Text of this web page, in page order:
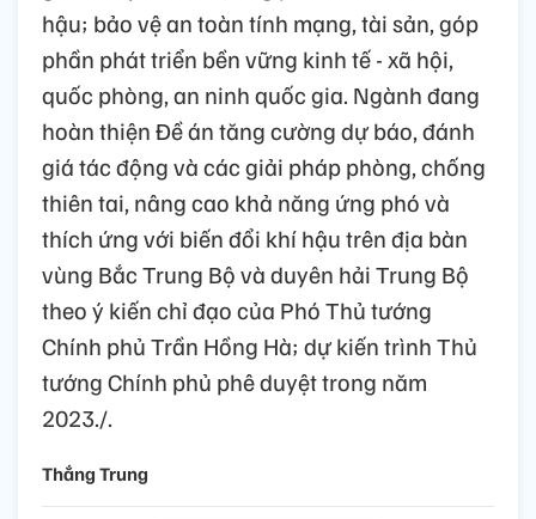
hậu; bảo vệ an toàn tính mạng, tài sản, góp
phần phát triển bền vững kinh tế - xã hội,
quốc phòng, an ninh quốc gia. Ngành đang
hoàn thiện Đề án tăng cường dự báo, đánh
giá tác động và các giải pháp phòng, chống
thiên tai, nâng cao khả năng ứng phó và
thích ứng với biến đổi khí hậu trên địa bàn
vùng Bắc Trung Bộ và duyên hải Trung Bộ
theo ý kiến chỉ đạo của Phó Thủ tướng
Chính phủ Trần Hồng Hà; dự kiến trình Thủ
tướng Chính phủ phê duyệt trong năm
2023./.
Thắng Trung